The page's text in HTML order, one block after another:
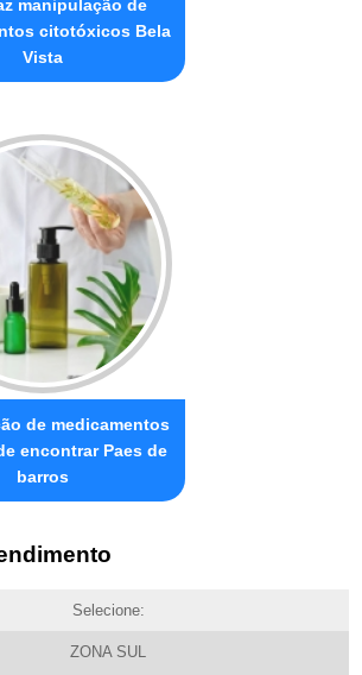
manipulação de
citotóxicos Bela
Vista
de medicamentos
encontrar Paes de
barros
Selecione:
ZONA SUL